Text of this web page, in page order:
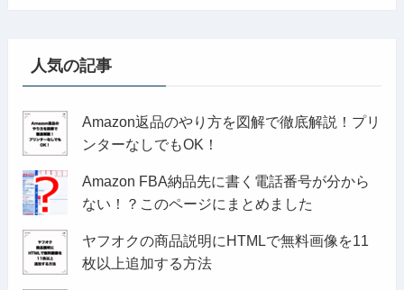
人気の記事
Amazon返品のやり方を図解で徹底解説！プリ
ンターなしでもOK！
Amazon FBA納品先に書く電話番号が分から
ない！？このページにまとめました
ヤフオクの商品説明にHTMLで無料画像を11
枚以上追加する方法